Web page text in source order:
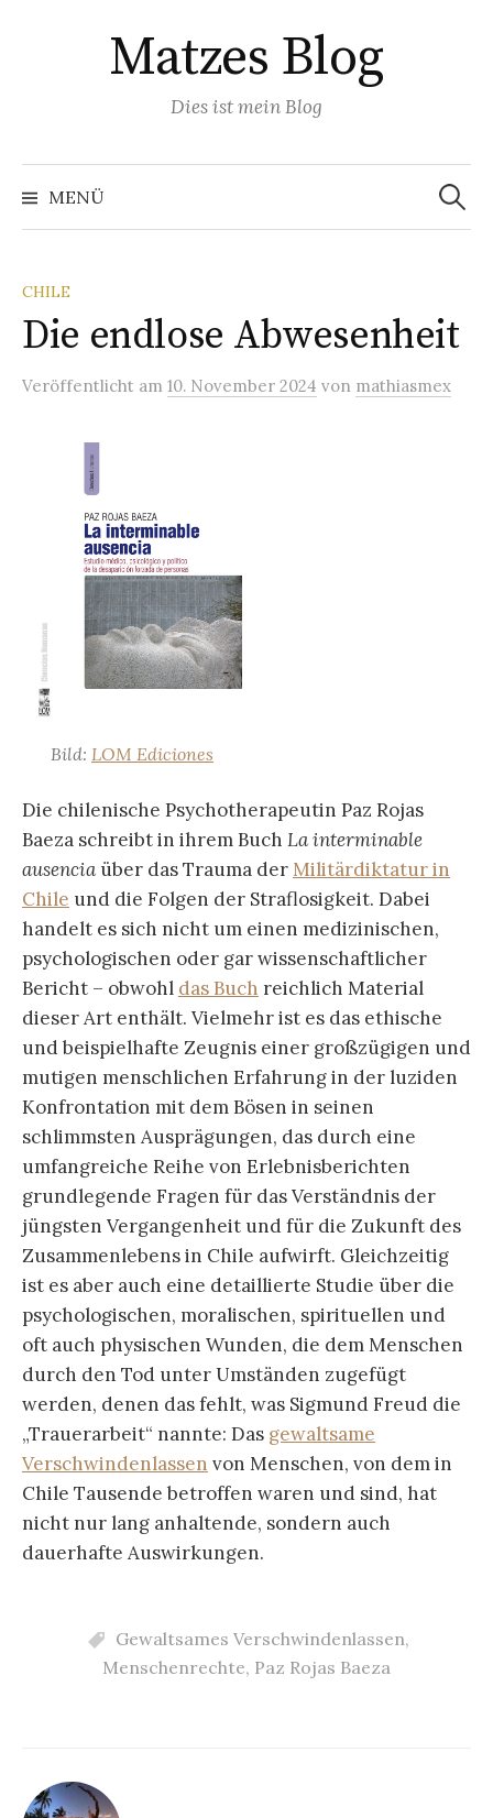
Matzes Blog
Dies ist mein Blog
MENÜ
Suchen
nach:
CHILE
Die endlose Abwesenheit
Veröffentlicht am 10. November 2024 von mathiasmex
Bild: LOM Ediciones
Die chilenische Psychotherapeutin Paz Rojas
Baeza schreibt in ihrem Buch La interminable
ausencia über das Trauma derMilitärdiktatur in
Chile und die Folgen der Straflosigkeit. Dabei
handelt es sich nicht um einen medizinischen,
psychologischen oder gar wissenschaftlicher
Bericht – obwohl das Buch reichlich Material
dieser Art enthält. Vielmehr ist es das ethische
und beispielhafte Zeugnis einer großzügigen und
mutigen menschlichen Erfahrung in der luziden
Konfrontation mit dem Bösen in seinen
schlimmsten Ausprägungen, das durch eine
umfangreiche Reihe von Erlebnisberichten
grundlegende Fragen für das Verständnis der
jüngsten Vergangenheit und für die Zukunft des
Zusammenlebens in Chile aufwirft. Gleichzeitig
ist es aber auch eine detaillierte Studie über die
psychologischen, moralischen, spirituellen und
oft auch physischen Wunden, die dem Menschen
durch den Tod unter Umständen zugefügt
werden, denen das fehlt, was Sigmund Freud die
„Trauerarbeit“ nannte: Das gewaltsame
Verschwindenlassen von Menschen, von dem in
Chile Tausende betroffen waren und sind, hat
nicht nur lang anhaltende, sondern auch
dauerhafte Auswirkungen.
Gewaltsames Verschwindenlassen,
Menschenrechte, Paz Rojas Baeza